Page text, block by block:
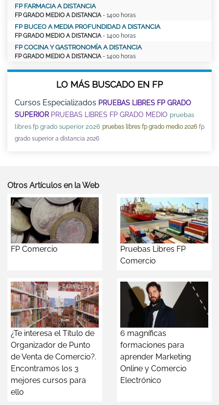
FP FARMACIA A DISTANCIA
FP GRADO MEDIO A DISTANCIA- 1400 horas
FP BUCEO A MEDIA PROFUNDIDAD A DISTANCIA
FP GRADO MEDIO A DISTANCIA- 1400 horas
FP COCINA Y GASTRONOMÍA A DISTANCIA
FP GRADO MEDIO A DISTANCIA- 1400 horas
LO MÁS BUSCADO EN FP
Cursos Especializados PRUEBAS LIBRES FP GRADO
SUPERIOR PRUEBAS LIBRES FP GRADO MEDIO pruebas
libres fp grado superior 2026 pruebas libres fp grado medio 2026 fp
grado superior a distancia 2026
Otros Artículos en la Web
FP Comercio
Pruebas Libres FP
Comercio
¿Te interesa el Título de
Organizador de Punto
de Venta de Comercio?.
Encontramos los 3
mejores cursos para
ello
6 magníficas
formaciones para
aprender Marketing
Online y Comercio
Electrónico